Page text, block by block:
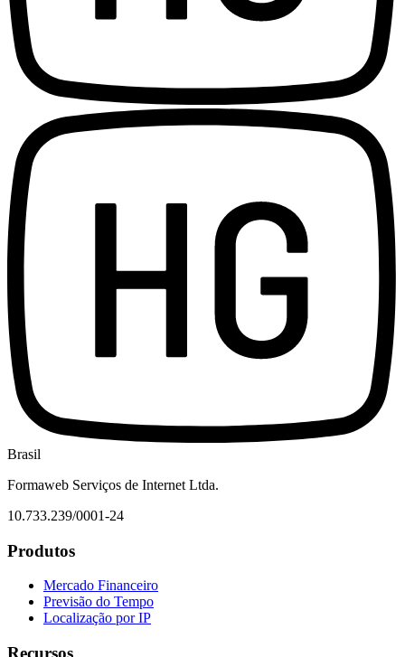
Brasil
Formaweb Serviços de Internet Ltda.
10.733.239/0001-24
Produtos
Mercado Financeiro
Previsão do Tempo
Localização por IP
Recursos